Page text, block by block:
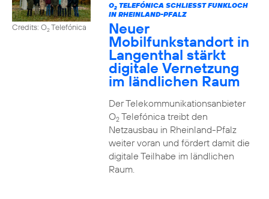
Credits: O2Telefónica
O2TELEFÓNICA SCHLIESST FUNKLOCH I
N RHEINLAND-PFALZ
Neuer
Mobilfunkstandort in
Langenthal stärkt
digitale Vernetzung
im ländlichen Raum
Der Telekommunikationsanbieter
O2Telefónica treibt den
Netzausbau in Rheinland-Pfalz
weiter voran und fördert damit die
digitale Teilhabe im ländlichen
Raum.